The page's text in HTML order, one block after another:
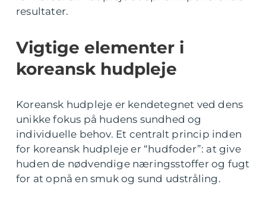
resultater.
Vigtige elementer i
koreansk hudpleje
Koreansk hudpleje er kendetegnet ved dens
unikke fokus på hudens sundhed og
individuelle behov. Et centralt princip inden
for koreansk hudpleje er “hudfoder”: at give
huden de nødvendige næringsstoffer og fugt
for at opnå en smuk og sund udstråling.